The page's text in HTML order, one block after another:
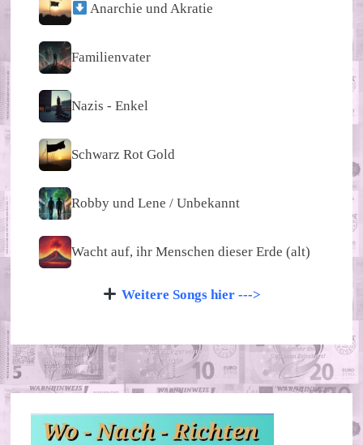
Anarchie und Akratie
Familienvater
Nazis - Enkel
Schwarz Rot Gold
Robby und Lene / Unbekannt
Wacht auf, ihr Menschen dieser Erde (alt)
Weitere Songs hier --->